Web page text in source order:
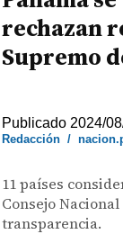
rechazan
Supremo
Publicado 2024/
Redacción /
11 países
Consejo
transparencia.